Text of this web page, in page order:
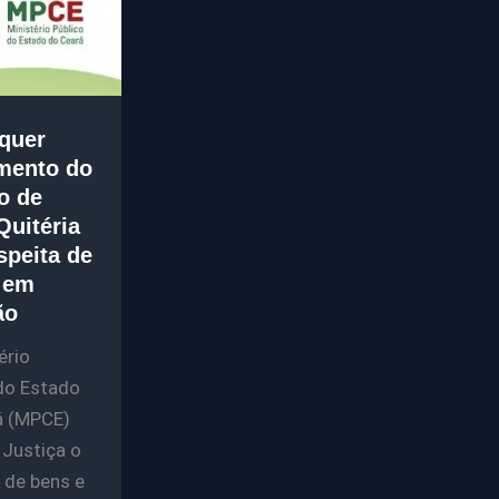
do
de
de
Estado
(MPCE)
Justiça o
bens e